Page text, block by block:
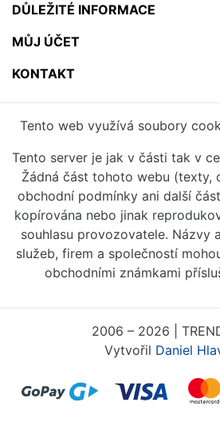
DŮLEŽITÉ INFORMACE
MŮJ ÚČET
KONTAKT
Tento web využívá soubory
Tento server je jak v části tak v
Žádná část tohoto webu (texty,
obchodní podmínky ani další
kopírována nebo jinak
souhlasu provozovatele. Názvy
služeb, firem a společností
obchodními známkami
2006 – 2026 |
Vytvořil Daniel